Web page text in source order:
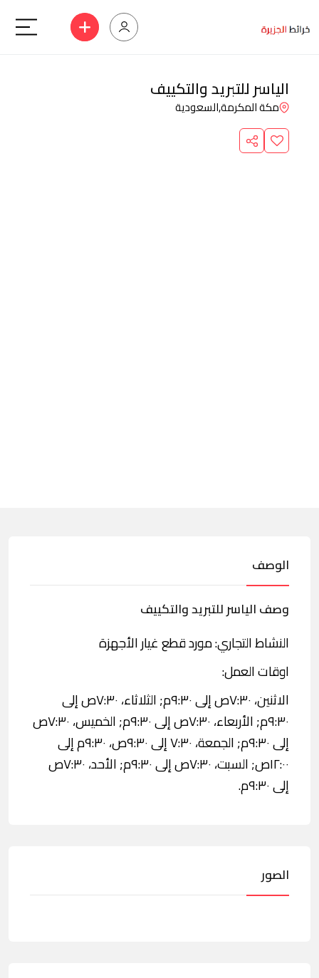
الياسر للتبريد والتكييف
مكة المكرمة,السعودية
الوصف
وصف الياسر للتبريد والتكييف
النشاط التجاري: مورد قطع غيار الأجهزة
اوقات العمل:
الاثنين، ٧:٣٠ص إلى ٩:٣٠م; الثلاثاء، ٧:٣٠ص إلى
٩:٣٠م; الأربعاء، ٧:٣٠ص إلى ٩:٣٠م; الخميس، ٧:٣٠ص
إلى ٩:٣٠م; الجمعة، ٧:٣٠ إلى ٩:٣٠ص، ٩:٣٠م إلى
١٢:٠٠ص; السبت، ٧:٣٠ص إلى ٩:٣٠م; الأحد، ٧:٣٠ص
إلى ٩:٣٠م.
الصور